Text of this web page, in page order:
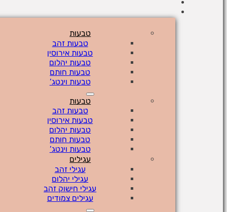
טבעות
טבעות זהב
טבעות אירוסין
טבעות יהלום
טבעות חותם
טבעות וינטג’
טבעות
טבעות זהב
טבעות אירוסין
טבעות יהלום
טבעות חותם
טבעות וינטג’
עגילים
עגילי זהב
עגילי יהלום
עגילי חישוק זהב
עגילים צמודים